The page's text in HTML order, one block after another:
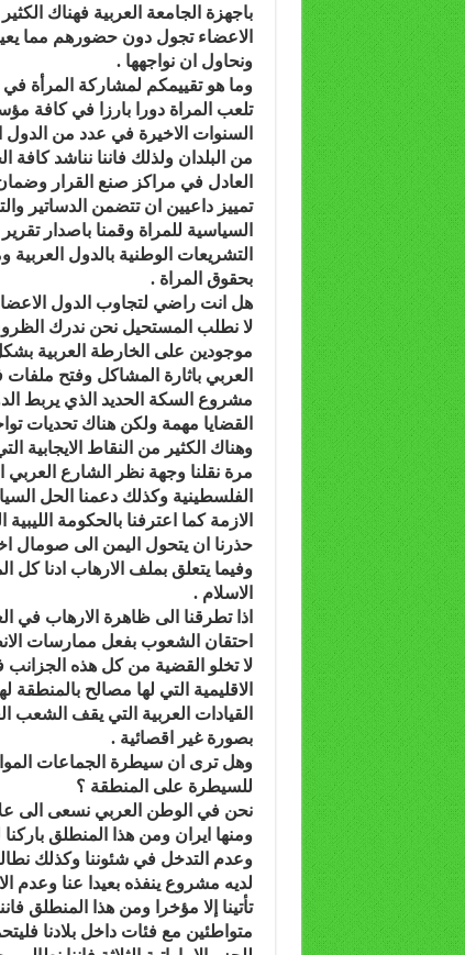
باجهزة الجامعة العربية فهناك
الاعضاء تجول دون حضورهم مما
ونحاول ان نواجهها .
وما هو تقييمكم لمشاركة المرأة
تلعب المراة دورا بارزا في كافة
السنوات الاخيرة في عدد من الدول
من البلدان ولذلك فاننا نناشد كافة
العادل في مراكز صنع القرار
تمييز داعيين ان تتضمن الدساتير
السياسية للمراة وقمنا باصدار
التشريعات الوطنية بالدول
بحقوق المراة .
هل انت راضي لتجاوب الدول
لا نطلب المستحيل نحن ندرك
موجودين على الخارطة العربية
العربي باثارة المشاكل وفتح
مشروع السكة الحديد الذي يربط
القضايا مهمة ولكن هناك تحديات
وهناك الكثير من النقاط الايجابية
مرة نقلنا وجهة نظر الشارع العربي
الفلسطينية وكذلك دعمنا الحل
الازمة كما اعترفنا بالحكومة
حذرنا ان يتحول اليمن الى صومال
وفيما يتعلق بملف الارهاب ادنا كل
الاسلام .
اذا تطرقنا الى ظاهرة الارهاب في
احتقان الشعوب بفعل ممارسات
لا تخلو القضية من كل هذه الجزانب
الاقليمية التي لها مصالح
القيادات العربية التي يقف
بصورة غير اقصائية .
وهل ترى ان سيطرة الجماعات
للسيطرة على المنطقة ؟
نحن في الوطن العربي نسعى الى
ومنها ايران ومن هذا المنطلق
وعدم التدخل في شئوننا وكذلك
لديه مشروع ينفذه بعيدا عنا وعدم
تأتينا إلا مؤخرا ومن هذا المنطلق
متواطئين مع فئات داخل بلادنا